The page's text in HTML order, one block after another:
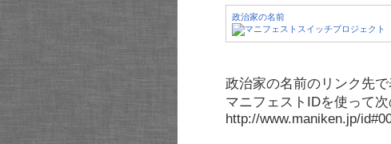
政治家の名前
政治家の名前のリンク先
マニフェストIDを使って
http://www.maniken.jp/